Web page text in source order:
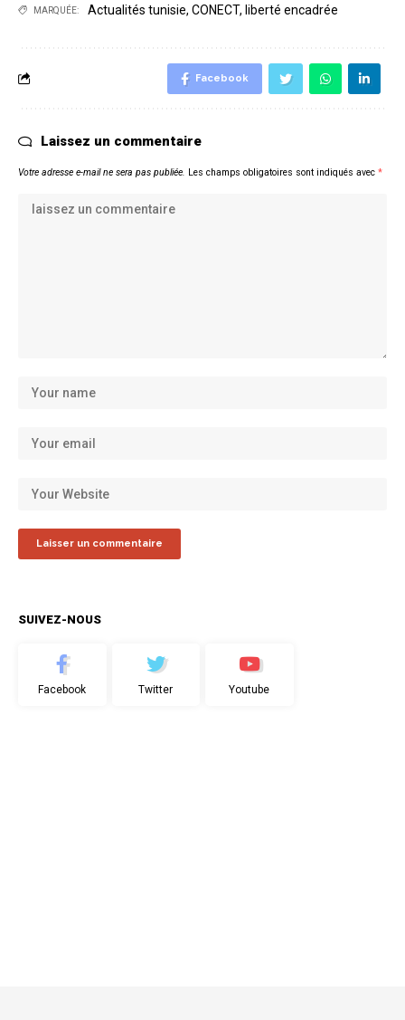
MARQUÉE: Actualités tunisie, CONECT, liberté encadrée
Facebook
Laissez un commentaire
Votre adresse e-mail ne sera pas publiée. Les champs obligatoires sont indiqués avec *
SUIVEZ-NOUS
Facebook Twitter Youtube